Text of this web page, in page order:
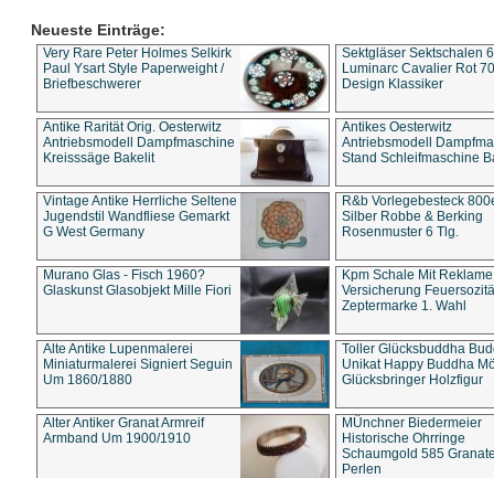
Neueste Einträge:
Very Rare Peter Holmes Selkirk
Paul Ysart Style Paperweight /
Briefbeschwerer
Sektgläser Sektschalen
Luminarc Cavalier Rot
Design Klassiker
Antike Rarität Orig. Oesterwitz
Antriebsmodell Dampfmaschine
Kreisssäge Bakelit
Antikes Oesterwitz
Antriebsmodell
Stand Schleifmaschine
Vintage Antike Herrliche Seltene
Jugendstil Wandfliese Gemarkt
G West Germany
R&b Vorlegebesteck
Silber Robbe & Berking
Rosenmuster 6 Tlg.
Murano Glas - Fisch 1960?
Glaskunst Glasobjekt Mille Fiori
Kpm Schale Mit Reklame
Versicherung
Zeptermarke 1. Wahl
Alte Antike Lupenmalerei
Miniaturmalerei Signiert Seguin
Um 1860/1880
Toller Glücksbuddha
Unikat Happy Buddha
Glücksbringer Holzfigur
Alter Antiker Granat Armreif
Armband Um 1900/1910
MÜnchner Biedermeier
Historische Ohrringe
Schaumgold 585
Perlen